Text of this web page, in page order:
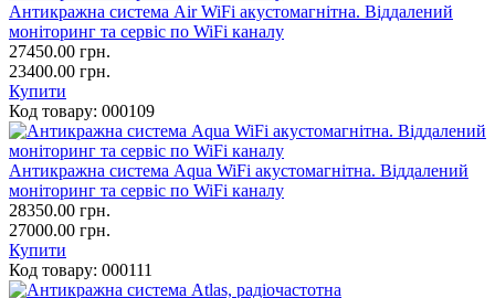
Антикражна система Air WiFi акустомагнітна. Віддалений
моніторинг та сервіс по WiFi каналу
27450.00 грн.
23400.00 грн.
Купити
Код товару: 000109
Антикражна система Aqua WiFi акустомагнітна. Віддалений
моніторинг та сервіс по WiFi каналу
28350.00 грн.
27000.00 грн.
Купити
Код товару: 000111